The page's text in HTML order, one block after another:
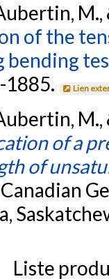
of the
bending
1885. Lien
of a
of
Liste